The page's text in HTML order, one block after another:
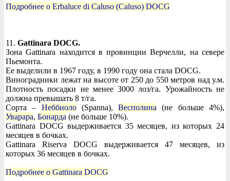
Подробнее о Erbaluce di Caluso (Caluso) DOCG
11. Gattinara DOCG.
Зона Gattinara находится в провинции Верчелли, на севере
Пьемонта.
Ее выделили в 1967 году, в 1990 году она стала DOCG.
Виноградники лежат на высоте от 250 до 550 метров над у.м.
Плотность посадки не менее 3000 лоз/га. Урожайность не
должна превышать 8 т/га.
Сорта – Неббиоло(Spanna),Весполина (не больше 4%),
Уварара, Бонарда (не больше 10%).
Gattinara DOCG выдерживается 35 месяцев, из которых 24
месяцев в бочках.
Gattinara Riserva DOCG выдерживается 47 месяцев, из
которых 36 месяцев в бочках.
Подробнее о Gattinara DOCG